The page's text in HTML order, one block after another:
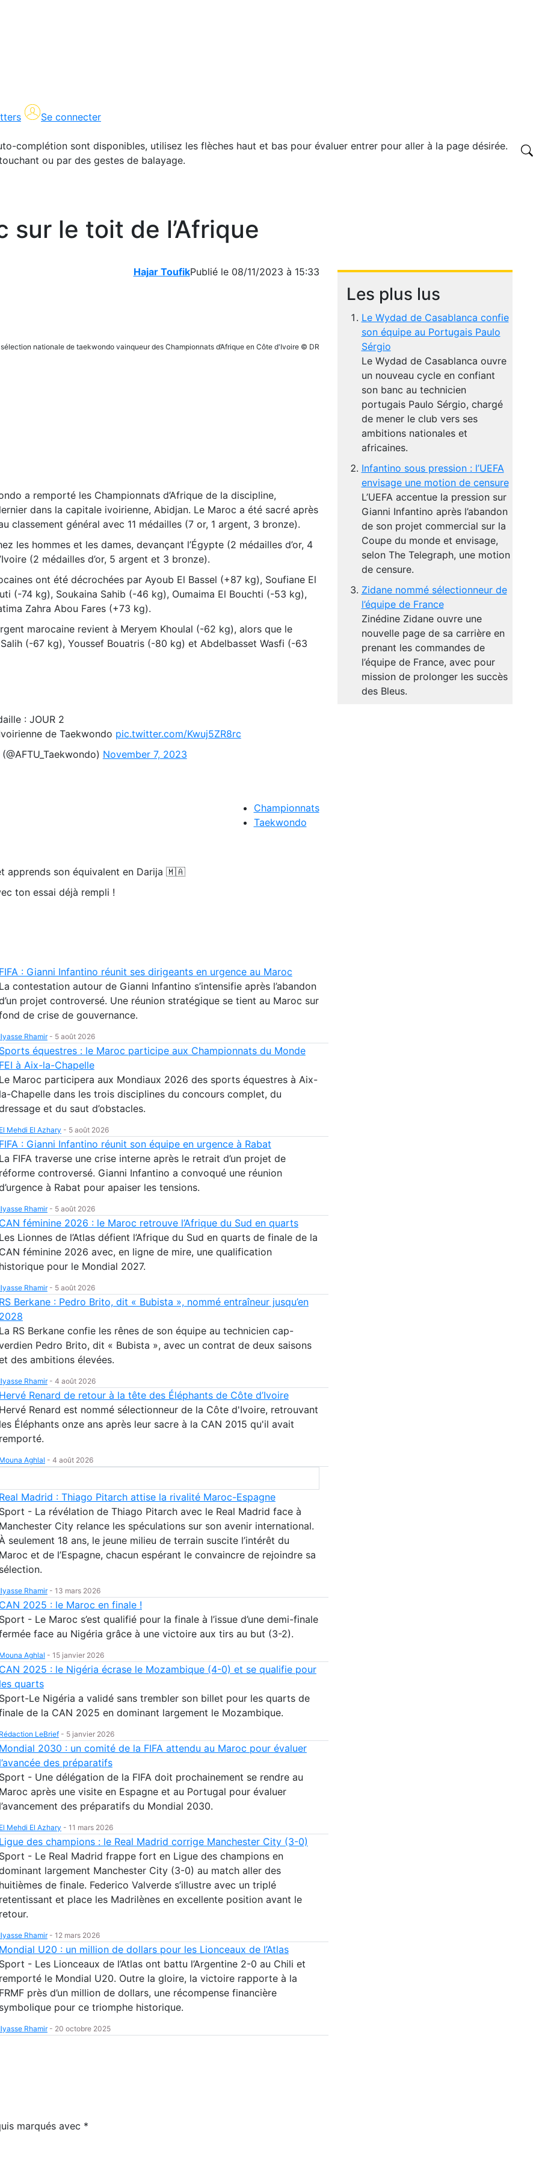
Se connecter
complétion sont disponibles, utilisez les flèches haut et bas pour évaluer entrer pour aller à la page désirée.
ou par des gestes de balayage.
sur le toit de l’Afrique
Hajar ToufikPublié le 08/11/2023 à 15:33
nationale de taekwondo vainqueur des Championnats d’Afrique en Côte d'Ivoire © DR
a remporté les Championnats d’Afrique de la discipline,
dans la capitale ivoirienne, Abidjan. Le Maroc a été sacré après
classement général avec 11 médailles (7 or, 1 argent, 3 bronze).
les hommes et les dames, devançant l’Égypte (2 médailles d’or, 4
(2 médailles d’or, 5 argent et 3 bronze).
ont été décrochées par Ayoub El Bassel (+87 kg), Soufiane El
(-74 kg), Soukaina Sahib (-46 kg), Oumaima El Bouchti (-53 kg),
Zahra Abou Fares (+73 kg).
marocaine revient à Meryem Khoulal (-62 kg), alors que le
(-67 kg), Youssef Bouatris (-80 kg) et Abdelbasset Wasfi (-63
: JOUR 2
de Taekwondo pic.twitter.com/Kwuj5ZR8rc
November 7, 2023
Championnats
Taekwondo
apprends son équivalent en Darija 🇲🇦
ton essai déjà rempli !
Les plus lus
Le Wydad de Casablanca confie
son équipe au Portugais Paulo
Sérgio
Le Wydad de Casablanca ouvre
un nouveau cycle en confiant
son banc au technicien
portugais Paulo Sérgio, chargé
de mener le club vers ses
ambitions nationales et
africaines.
Infantino sous pression : l’UEFA
envisage une motion de censure
L’UEFA accentue la pression sur
Gianni Infantino après l’abandon
de son projet commercial sur la
Coupe du monde et envisage,
selon The Telegraph, une motion
de censure.
Zidane nommé sélectionneur de
l’équipe de France
Zinédine Zidane ouvre une
nouvelle page de sa carrière en
prenant les commandes de
l’équipe de France, avec pour
mission de prolonger les succès
des Bleus.
FIFA : Gianni Infantino réunit ses dirigeants en urgence au Maroc
La contestation autour de Gianni Infantino s’intensifie après l’abandon
projet controversé. Une réunion stratégique se tient au Maroc sur
de crise de gouvernance.
Ilyasse Rhamir- 5 août 2026
Sports équestres : le Maroc participe aux Championnats du Monde
FEI à Aix-la-Chapelle
Le Maroc participera aux Mondiaux 2026 des sports équestres à Aix-
la-Chapelle dans les trois disciplines du concours complet, du
et du saut d’obstacles.
El Mehdi El Azhary - 5 août 2026
FIFA : Gianni Infantino réunit son équipe en urgence à Rabat
La FIFA traverse une crise interne après le retrait d’un projet de
réforme controversé. Gianni Infantino a convoqué une réunion
à Rabat pour apaiser les tensions.
Ilyasse Rhamir- 5 août 2026
CAN féminine 2026 : le Maroc retrouve l’Afrique du Sud en quarts
Les Lionnes de l’Atlas défient l’Afrique du Sud en quarts de finale de la
CAN féminine 2026 avec, en ligne de mire, une qualification
historique pour le Mondial 2027.
Ilyasse Rhamir- 5 août 2026
RS Berkane : Pedro Brito, dit « Bubista », nommé entraîneur jusqu’en
2028
La RS Berkane confie les rênes de son équipe au technicien cap-
Pedro Brito, dit « Bubista », avec un contrat de deux saisons
des ambitions élevées.
Ilyasse Rhamir- 4 août 2026
Hervé Renard de retour à la tête des Éléphants de Côte d’Ivoire
Hervé Renard est nommé sélectionneur de la Côte d'Ivoire, retrouvant
les Éléphants onze ans après leur sacre à la CAN 2015 qu'il avait
remporté.
Mouna Aghlal - 4 août 2026
Real Madrid : Thiago Pitarch attise la rivalité Maroc-Espagne
Sport - La révélation de Thiago Pitarch avec le Real Madrid face à
Manchester City relance les spéculations sur son avenir international.
À seulement 18 ans, le jeune milieu de terrain suscite l’intérêt du
Maroc et de l’Espagne, chacun espérant le convaincre de rejoindre sa
sélection.
Ilyasse Rhamir- 13 mars 2026
CAN 2025 : le Maroc en finale !
Sport - Le Maroc s’est qualifié pour la finale à l’issue d’une demi-finale
face au Nigéria grâce à une victoire aux tirs au but (3-2).
Mouna Aghlal - 15 janvier 2026
CAN 2025 : le Nigéria écrase le Mozambique (4-0) et se qualifie pour
les quarts
Sport-Le Nigéria a validé sans trembler son billet pour les quarts de
de la CAN 2025 en dominant largement le Mozambique.
Rédaction LeBrief- 5 janvier 2026
Mondial 2030 : un comité de la FIFA attendu au Maroc pour évaluer
l’avancée des préparatifs
Sport - Une délégation de la FIFA doit prochainement se rendre au
Maroc après une visite en Espagne et au Portugal pour évaluer
l’avancement des préparatifs du Mondial 2030.
El Mehdi El Azhary - 11 mars 2026
Ligue des champions : le Real Madrid corrige Manchester City (3-0)
Sport - Le Real Madrid frappe fort en Ligue des champions en
largement Manchester City (3-0) au match aller des
huitièmes de finale. Federico Valverde s’illustre avec un triplé
retentissant et place les Madrilènes en excellente position avant le
retour.
Ilyasse Rhamir- 12 mars 2026
Mondial U20 : un million de dollars pour les Lionceaux de l’Atlas
Sport - Les Lionceaux de l’Atlas ont battu l’Argentine 2-0 au Chili et
remporté le Mondial U20. Outre la gloire, la victoire rapporte à la
FRMF près d’un million de dollars, une récompense financière
symbolique pour ce triomphe historique.
Ilyasse Rhamir- 20 octobre 2025
marqués avec *